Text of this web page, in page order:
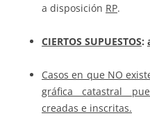
a disposición RP.
CIERTOS SUPUESTOS:
Casos en que NO
gráfica catastral
creadas e inscritas.